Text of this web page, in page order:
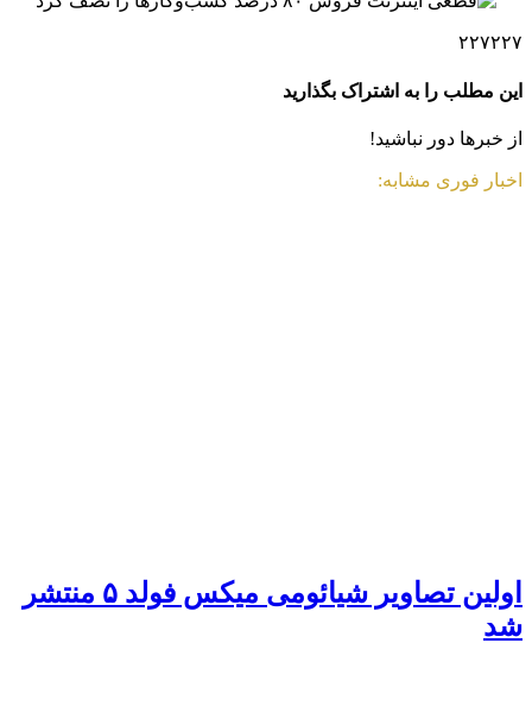
۲۲۷۲۲۷
این مطلب را به اشتراک بگذارید
از خبرها دور نباشید!
اخبار فوری مشابه:
اولین تصاویر شیائومی میکس فولد ۵ منتشر
شد